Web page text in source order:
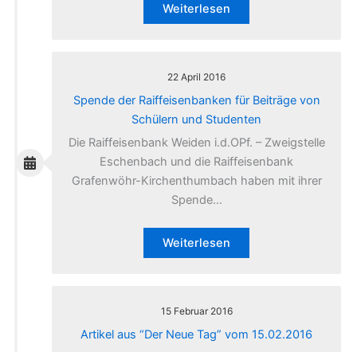
Weiterlesen
22 April 2016
Spende der Raiffeisenbanken für Beiträge von
Schülern und Studenten
Die Raiffeisenbank Weiden i.d.OPf. – Zweigstelle
Eschenbach und die Raiffeisenbank
Grafenwöhr-Kirchenthumbach haben mit ihrer
Spende…
Weiterlesen
15 Februar 2016
Artikel aus “Der Neue Tag” vom 15.02.2016